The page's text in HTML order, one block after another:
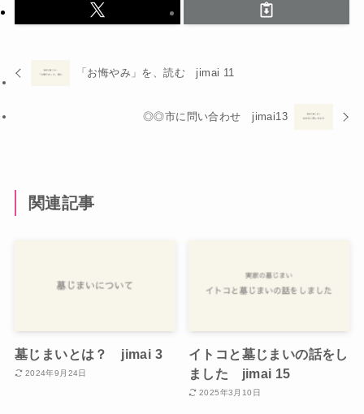
「お悔やみ」を、読む jimai 11
◎◎市に問い合わせ jimai13
関連記事
墓じまいとは？ jimai 3
2024年9月24日
イトコと墓じまいの話をし
ました jimai 15
2025年3月10日